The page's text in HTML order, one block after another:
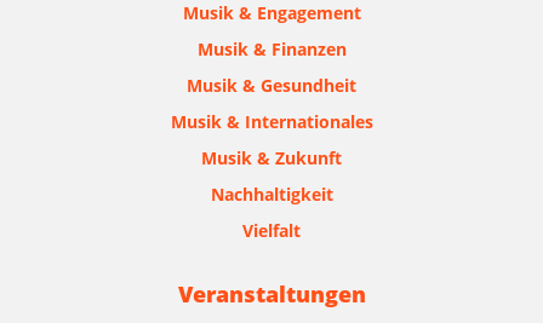
Musik & Engagement
Musik & Finanzen
Musik & Gesundheit
Musik & Internationales
Musik & Zukunft
Nachhaltigkeit
Vielfalt
Veranstaltungen